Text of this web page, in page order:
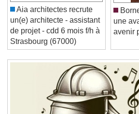
Unmute
Current Time
0:00
/
Duration-:-
Loaded:0%
Stream TypeLIVE
Seek to live, currently behind
Remaining Time-0:00
Playback Rate
Aia architectes recrute
un(e) architecte - assistant
de projet - cdd 6 mois f/h à
Strasbourg (67000)
une
avenir